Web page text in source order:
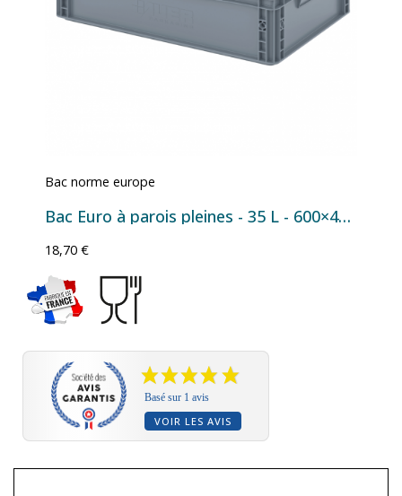
Bac norme europe
Bac Euro à parois pleines - 35 L - 600×400×170 mm
18,70 €
Basé sur 1 avis
VOIR LES AVIS